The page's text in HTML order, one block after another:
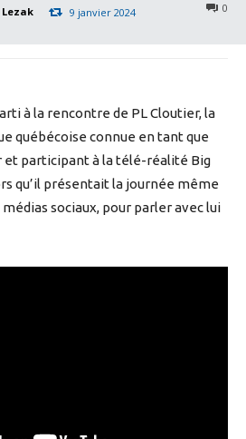
0
9 janvier 2024
à la rencontre de PL Cloutier, la
québécoise connue en tant que
et participant à la télé-réalité Big
qu’il présentait la journée même
sociaux, pour parler avec lui